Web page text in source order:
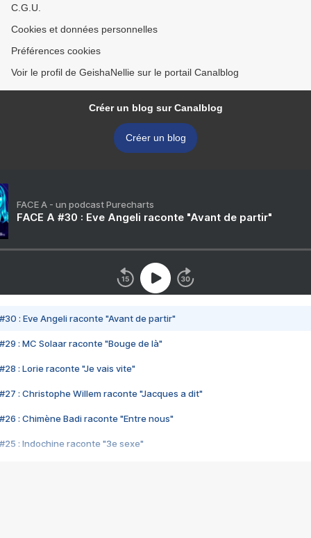
C.G.U.
Cookies et données personnelles
Préférences cookies
Voir le profil de GeishaNellie sur le portail Canalblog
Créer un blog sur Canalblog
Créer un blog
FACE A - un podcast Purecharts
FACE A #30 : Eve Angeli raconte "Avant de partir"
#30 : Eve Angeli raconte "Avant de partir"
#29 : MC Solaar raconte "Bouge de là"
#28 : Lorie raconte "Je vais vite"
#27 : Christophe Willem raconte "Jacques a dit"
#26 : Chimène Badi raconte "Entre nous"
#25 : Indochine raconte "3e sexe"